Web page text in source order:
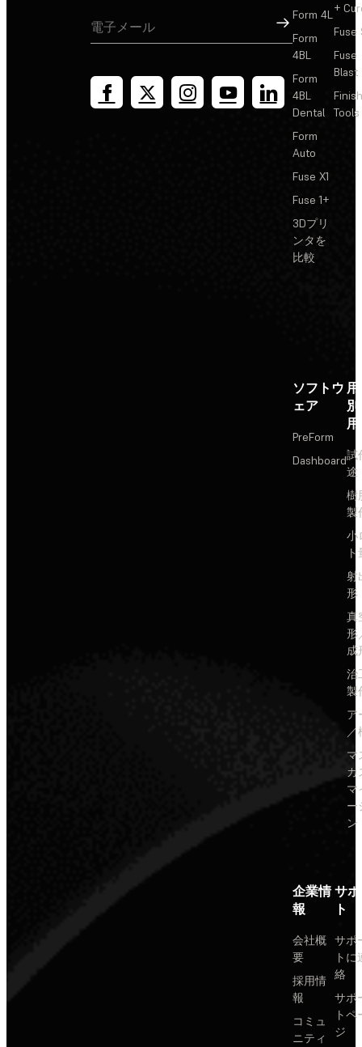
サインアップ
Form 4L
Form
4BL
Form
4BL
Dental
Form
Auto
Fuse X1
Fuse 1+
3Dプリ
ンタを
比較
+
Fuse
Fuse
Blast
Tools
ソフトウ
ェア
PreForm
Dashboard試
途
樹
製
小
射
形
真
形
成
治
製
ア
／
マ
カ
マ
ー
ン
企業情
報
会社概
要
採用情
報
コミュ
ニティ
サ
ト
サポ
トに
絡
サポ
トペ
ジ